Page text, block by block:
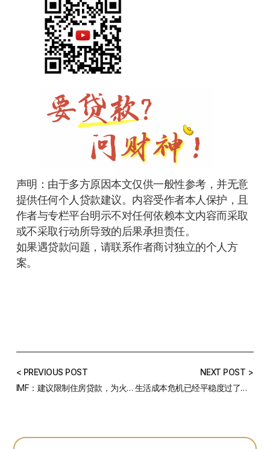
声明：由于多方原因本文仅供一般性参考，并无意
提供任何个人贷款建议。内容受作者本人保护，且
作者与专栏平台明示不对任何依赖本文内容而采取
或不采取行动所导致的后果承担责任。
如果遇贷款问题，请联系作者商讨独立的个人方
案。
< PREVIOUS POST
IMF：建议限制住房贷款，为火热的房地产市场降温
NEXT POST >
生活成本危机已经平稳度过了吗？